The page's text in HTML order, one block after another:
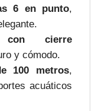
6 en punto,
con cierre
y cómodo.
100 metros,
acuáticos